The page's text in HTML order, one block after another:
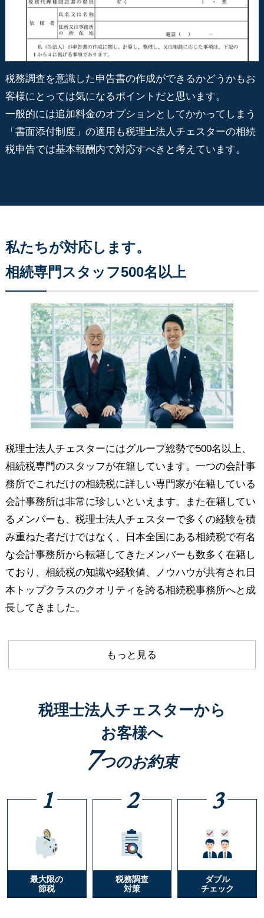
税務調査を意識した申告書の作成ができるかどうかもお
客様にとっては気になるポイントだと思います。
一般的には追加料金のオプションとしてかかってしまう
「書面添付制度」の適用も税理士法人チェスターの相続
税申告では基本報酬内で対応すべきと考えています。
私たちが対応します。
相続専門スタッフ500名以上
税理士法人チェスターにはグループ総勢で500名以上、
相続税専門のスタッフが在籍しています。一つの会計事
務所でこれだけの相続税に詳しい専門家が在籍している
会計事務所は非常に珍しいといえます。また在籍してい
るメンバーも、税理士法人チェスターで多くの経験を積
み重ねた者だけではなく、日本全国にある相続税で有名
な会計事務所から転籍してきたメンバーも数多く在籍し
ており、相続税の知識や経験値、ノウハウが共有され日
本トップクラスのクオリティを誇る相続税事務所へと成
長してきました。
もっと見る
税理士法人チェスターから
お客様へ
7つのお約束
1
最大限の
節税
2
税務調査
対策
3
ダブル
チェック